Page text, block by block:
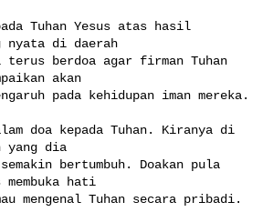
Tuhan Yesus atas hasil
nyata di daerah
terus berdoa agar firman Tuhan
akan
pada kehidupan iman mereka.
doa kepada Tuhan. Kiranya di
yang dia
bertumbuh. Doakan pula
membuka hati
mengenal Tuhan secara pribadi.